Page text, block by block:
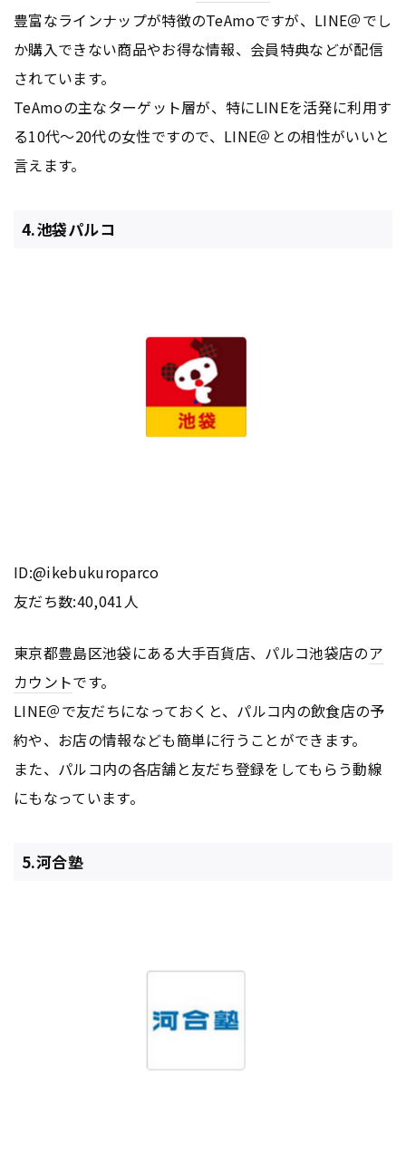
豊富なラインナップが特徴のTeAmoですが、LINE＠でし
か購入できない商品やお得な情報、会員特典などが配信
されています。
TeAmoの主なターゲット層が、特にLINEを活発に利用す
る10代〜20代の女性ですので、LINE＠との相性がいいと
言えます。
4.池袋パルコ
ID:@ikebukuroparco
友だち数:40,041人
東京都豊島区池袋にある大手百貨店、パルコ池袋店のア
カウントです。
LINE＠で友だちになっておくと、パルコ内の飲食店の予
約や、お店の情報なども簡単に行うことができます。
また、パルコ内の各店舗と友だち登録をしてもらう動線
にもなっています。
5.河合塾